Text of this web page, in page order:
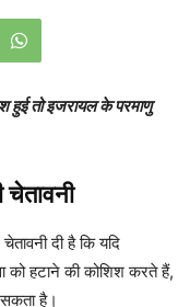
हुई तो इजरायल के परमाणु
चेतावनी
दी है कि यदि
हटाने की कोशिश करते हैं,
सकता है।